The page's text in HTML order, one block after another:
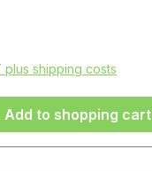
plus shipping costs
Add to shopping cart